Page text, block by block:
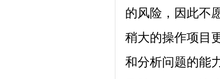
的风险，因此不
稍大的操作项目
和分析问题的能